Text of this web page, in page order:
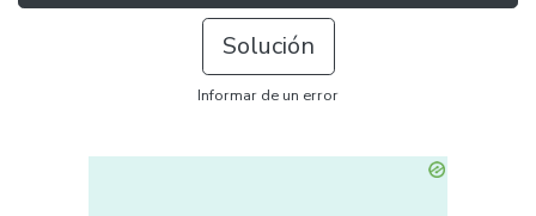
Solución
Informar de un error